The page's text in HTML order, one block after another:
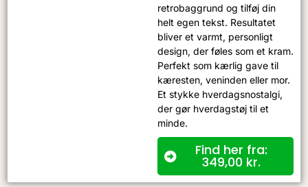
retrobaggrund og tilføj din
helt egen tekst. Resultatet
bliver et varmt, personligt
design, der føles som et kram.
Perfekt som kærlig gave til
kæresten, veninden eller mor.
Et stykke hverdagsnostalgi,
der gør hverdagstøj til et
minde.
Find her fra:
349,00 kr.